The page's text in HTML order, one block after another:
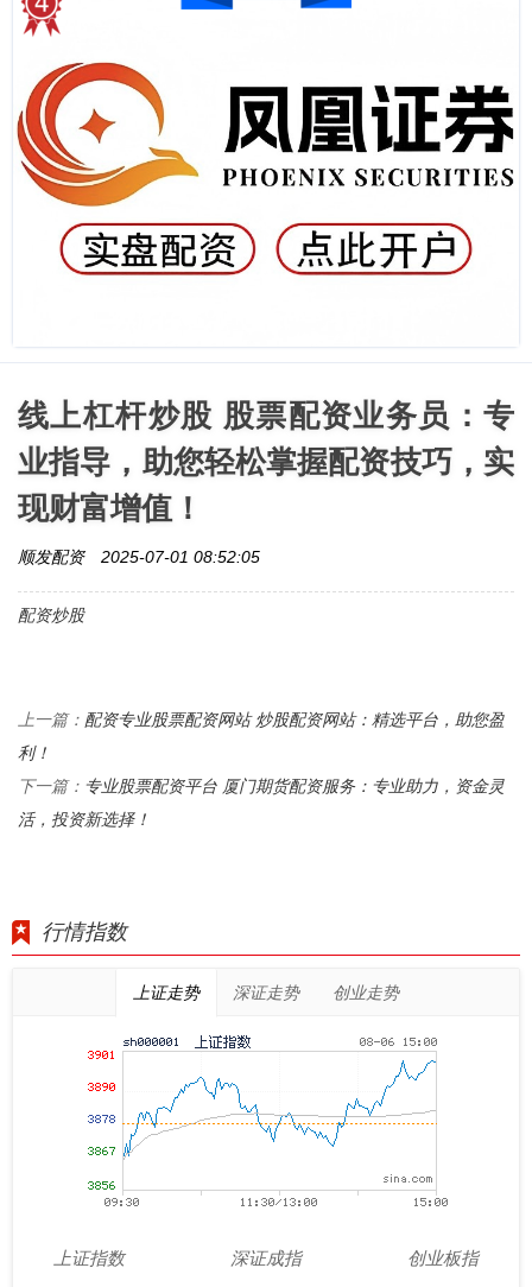
线上杠杆炒股 股票配资业务员：专
业指导，助您轻松掌握配资技巧，实
现财富增值！
顺发配资 2025-07-01 08:52:05
配资炒股
上一篇： 配资专业股票配资网站 炒股配资网站：精选平台，助您盈
利！
下一篇： 专业股票配资平台 厦门期货配资服务：专业助力，资金灵
活，投资新选择！
行情指数
上证走势 深证走势 创业走势
上证指数
深证成指
创业板指